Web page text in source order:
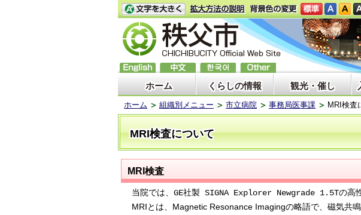
ホーム くらしの情報 観光・催し
ホーム 組織別メニュー 市立病院 事務局医事課 MRI検査
MRI検査について
MRI検査
当院では、 GE社製 SIGNA Explorer Newgrade 1.5Tの高
MRIとは、Magnetic Resonance Imagingの略語で、磁気共鳴